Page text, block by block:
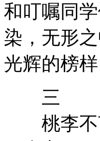
和叮嘱同
染，无形
光辉的榜样
三
桃李不